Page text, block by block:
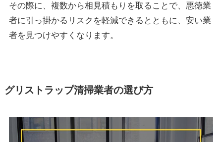
その際に、複数から相見積もりを取ることで、悪徳業
者に引っ掛かるリスクを軽減できるとともに、安い業
者を見つけやすくなります。
グリストラップ清掃業者の選び方